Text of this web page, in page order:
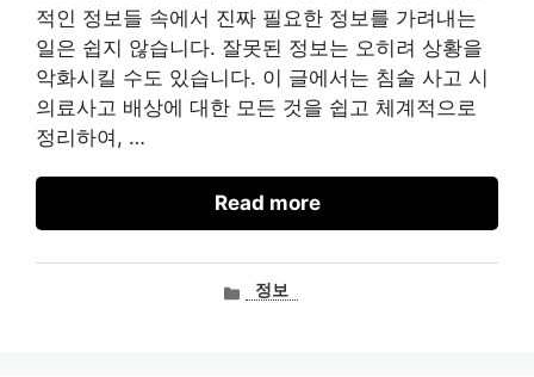
적인 정보들 속에서 진짜 필요한 정보를 가려내는
일은 쉽지 않습니다. 잘못된 정보는 오히려 상황을
악화시킬 수도 있습니다. 이 글에서는 침술 사고 시
의료사고 배상에 대한 모든 것을 쉽고 체계적으로
정리하여, …
Read more
카정보